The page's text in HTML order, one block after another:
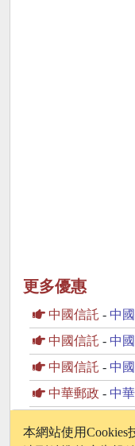
更多優惠
中國信託 - 中國
中國信託 - 中國
中國信託 - 中國
中華郵政 - 中華
本網站使用Cookies